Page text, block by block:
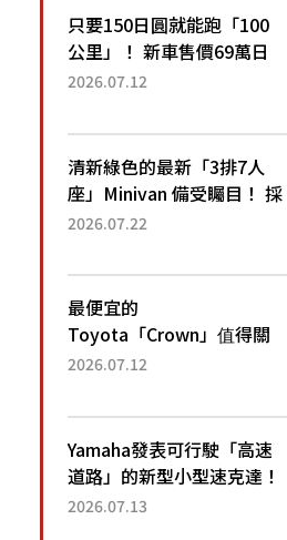
朋友坐得...
只要150日圓就能跑「100
公里」！ 新車售價69萬日
圓的「3人座」Trike大受歡
為何能迅速熱賣？
2026.07.12
清新綠色的最新「3排7人
座」Minivan 備受矚目！ 採
用全長4.7公尺剛剛好的車
還推出467萬元日圓起的5
人座版...
2026.07.22
最便宜的
Toyota「Crown」值得關
注！ 搭載4WD、每公升
眼！ 配備豐富、超越售價
水準，堪稱高CP值代表的
「...
2026.07.12
Yamaha發表可行駛「高速
道路」的新型小型速克達！
搭載能享受超強勁「渦輪
2026.07.13